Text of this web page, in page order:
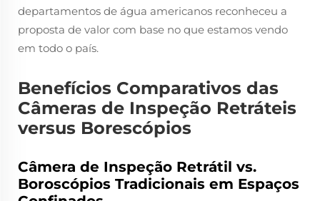
departamentos de água americanos reconheceu a
proposta de valor com base no que estamos vendo
em todo o país.
Benefícios Comparativos das
Câmeras de Inspeção Retráteis
versus Borescópios
Câmera de Inspeção Retrátil vs.
Boroscópios Tradicionais em Espaços